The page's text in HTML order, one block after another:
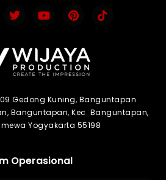
Gedong Kuning, Banguntapan
Banguntapan, Kec. Banguntapan,
Yogyakarta 55198
Operasional